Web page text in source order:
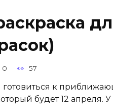
0 57
к
будет 12 апреля.